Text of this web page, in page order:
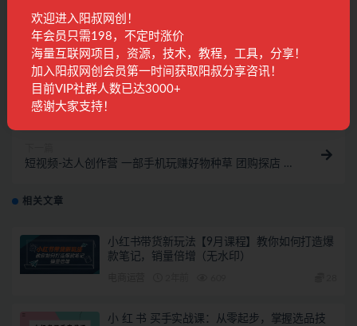
收藏 海报
Pr视频后期与调色，视频颜值=后期+调色，这里没有套
短视频-达人创作营 一部手机玩赚好物种草 团购探店 你
相关文章
小红书带货新玩法【9月课程】教你如何打造爆
款笔记，销量倍增（无水印）
小 红 书 买手实战课：从零起步，掌握选品技
欢迎进入阳叔网创！
年会员只需198，不定时涨价
海量互联网项目，资源，技术，教程，工具，分享！
加入阳叔网创会员第一时间获取阳叔分享咨讯！
目前VIP社群人数已达3000+
感谢大家支持！